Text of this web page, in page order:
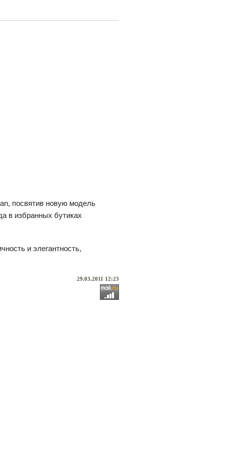
посвятив новую модель
в избранных бутиках
и элегантность,
29.03.2011 12:23